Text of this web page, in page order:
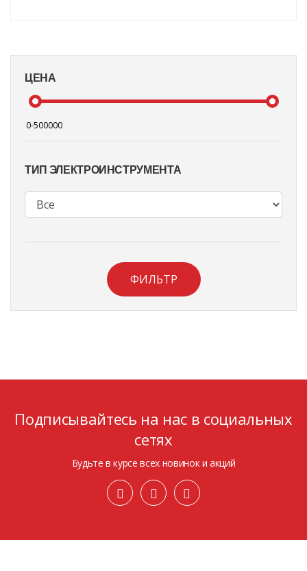
ЦЕНА
ТИП ЭЛЕКТРОИНСТРУМЕНТА
ФИЛЬТР
Подписывайтесь на нас в социальных
сетях
Будьте в курсе всех новинок и акций